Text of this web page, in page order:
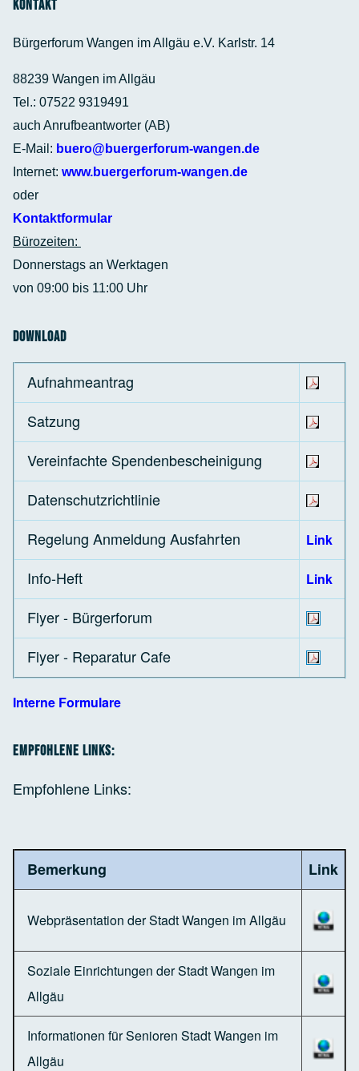
Kontakt
Bürgerforum Wangen im Allgäu e.V. Karlstr. 14
88239 Wangen im Allgäu
Tel.: 07522 9319491
auch Anrufbeantworter (AB)
E-Mail: buero@buergerforum-wangen.de
Internet: www.buergerforum-wangen.de
oder
Kontaktformular
Bürozeiten:
Donnerstags an Werktagen
von 09:00 bis 11:00 Uhr
Download
Aufnahmeantrag
Satzung
Vereinfachte Spendenbescheinigung
Datenschutzrichtlinie
Regelung Anmeldung Ausfahrten
Link
Info-Heft Link
Flyer - Bürgerforum
Flyer - Reparatur Cafe
Interne Formulare
Empfohlene Links:
Empfohlene Links:
Bemerkung Link
Webpräsentation der Stadt Wangen im Allgäu
Soziale Einrichtungen der Stadt Wangen im
Allgäu
Informationen für Senioren Stadt Wangen im
Allgäu